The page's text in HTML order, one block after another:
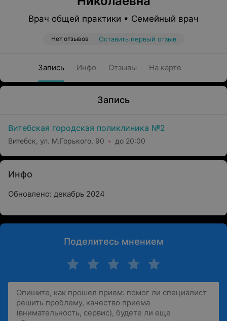
Врач общей практики • Семейный врач
Нет отзывов Оставить первый отзыв
Запись Инфо Отзывы На карте
Запись
Витебская городская поликлиника №2
Витебск, ул. М.Горького, 90 до 20:00
Инфо
Обновлено: декабрь 2024
Поделитесь мнением